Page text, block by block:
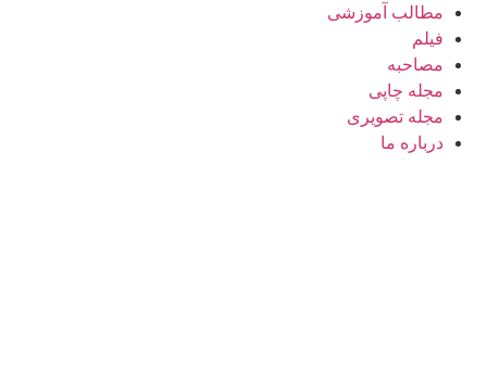
مطالب آموزشی
فیلم
مصاحبه
مجله چاپی
مجله تصویری
درباره ما